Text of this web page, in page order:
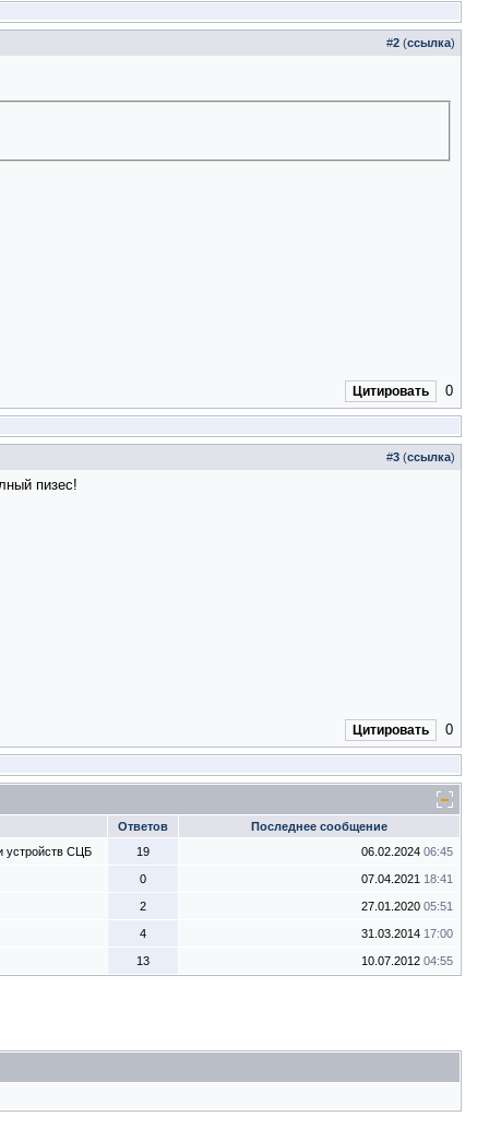
#2 (ссылка)
Цитировать 0
#3 (ссылка)
пизес!
Цитировать 0
Ответов
Последнее сообщение
устройств СЦБ 19 06.02.2024 06:45
0 07.04.2021 18:41
2 27.01.2020 05:51
4 31.03.2014 17:00
13 10.07.2012 04:55